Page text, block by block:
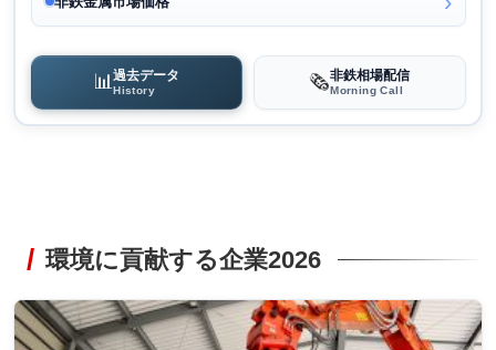
📊過去データ
History 🗞️非鉄相場配信
Morning Call
環境に貢献する企業2026